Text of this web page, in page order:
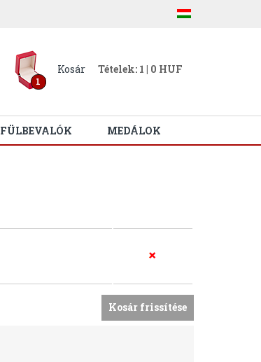
1
Kosár Tételek: 1 | 0 HUF
FÜLBEVALÓK MEDÁLOK